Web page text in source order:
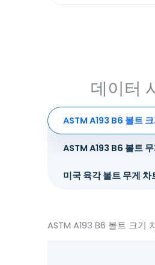
데이터
ASTM A193 B6 볼트
ASTM A193 B6 볼트
미국 육각 볼트 무게 차
ASTM A193 B6 볼트 크기